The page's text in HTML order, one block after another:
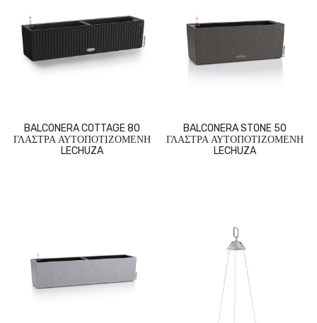
BALCONERA COTTAGE 80
ΓΛΑΣΤΡΑ ΑΥΤΟΠΟΤΙΖΟΜΕΝΗ
LECHUZA
BALCONERA STONE 50
ΓΛΑΣΤΡΑ ΑΥΤΟΠΟΤΙΖΟΜΕΝΗ
LECHUZA